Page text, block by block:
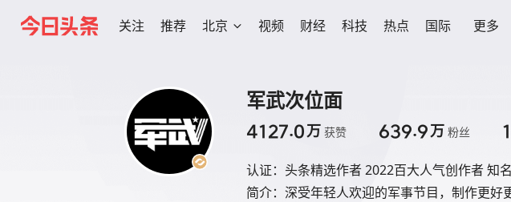
关注 推荐 北京 视频 财经 科技 热点 国际 更多
军武次位面
4127.0万 获赞 639.9万 粉丝
认证： 头条精选作者 2022百大人气创作者 知
简介： 深受年轻人欢迎的军事节目，制作更好